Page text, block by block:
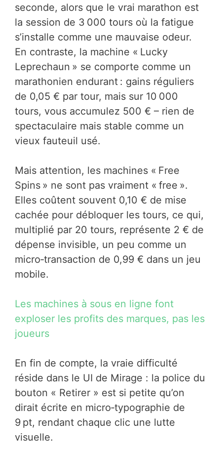
seconde, alors que le vrai marathon est
la session de 3 000 tours où la fatigue
s’installe comme une mauvaise odeur.
En contraste, la machine « Lucky
Leprechaun » se comporte comme un
marathonien endurant : gains réguliers
de 0,05 € par tour, mais sur 10 000
tours, vous accumulez 500 € – rien de
spectaculaire mais stable comme un
vieux fauteuil usé.
Mais attention, les machines « Free
Spins » ne sont pas vraiment « free ».
Elles coûtent souvent 0,10 € de mise
cachée pour débloquer les tours, ce qui,
multiplié par 20 tours, représente 2 € de
dépense invisible, un peu comme un
micro‑transaction de 0,99 € dans un jeu
mobile.
Les machines à sous en ligne font
exploser les profits des marques, pas les
joueurs
En fin de compte, la vraie difficulté
réside dans le UI de Mirage : la police du
bouton « Retirer » est si petite qu’on
dirait écrite en micro‑typographie de
9 pt, rendant chaque clic une lutte
visuelle.